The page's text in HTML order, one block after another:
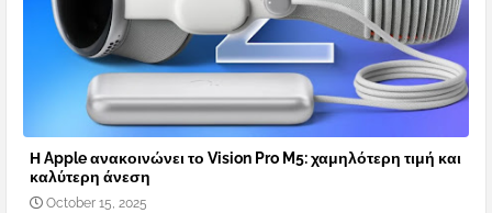
Η Apple ανακοινώνει το Vision Pro M5: χαμηλότερη τιμή και
καλύτερη άνεση
October 15, 2025